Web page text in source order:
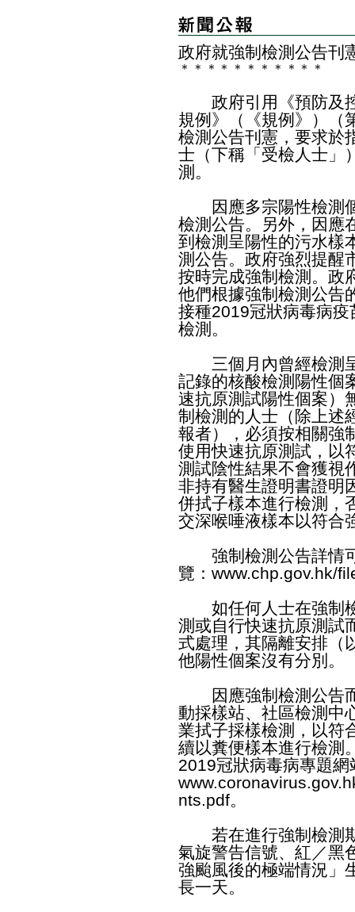
政府就強制檢測公告刊
＊ ＊ ＊ ＊ ＊ ＊ ＊ ＊ ＊ ＊ ＊
政府引用《預防及控
規例》（《規例》）（
檢測公告刊憲，要求於
士（下稱「受檢人士」
測。
因應多宗陽性檢測個
檢測公告。另外，因應
到檢測呈陽性的污水樣
測公告。政府強烈提醒
按時完成強制檢測。政
他們根據強制檢測公告
接種2019冠狀病毒病
檢測。
三個月內曾經檢測呈
記錄的核酸檢測陽性個
速抗原測試陽性個案）
制檢測的人士（除上述
報者），必須按相關強
使用快速抗原測試，以
測試陰性結果不會獲視
非持有醫生證明書證明
併拭子樣本進行檢測，
交深喉唾液樣本以符合
強制檢測公告詳情可
覽： www.chp.gov.hk/
如任何人士在強制檢
測或自行快速抗原測試
式處理，其隔離安排（
他陽性個案沒有分別。
因應強制檢測公告而
動採樣站、社區檢測中
業拭子採樣檢測，以符
續以糞便樣本進行檢測
2019冠狀病毒病專題網
nts.pdf。
若在進行強制檢測期
氣旋警告信號、紅／黑
強颱風後的極端情況」
長一天。